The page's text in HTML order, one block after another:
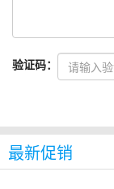
验证码：
最新促销